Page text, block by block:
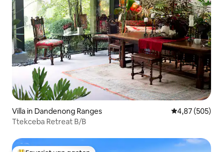
Villa in Dandenong Ranges Gemiddelde
4,87 (505)
Ttekceba Retreat B/B